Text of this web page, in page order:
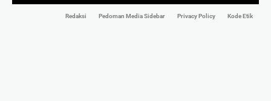
Redaksi Pedoman Media Sidebar Privacy Policy Kode Etik